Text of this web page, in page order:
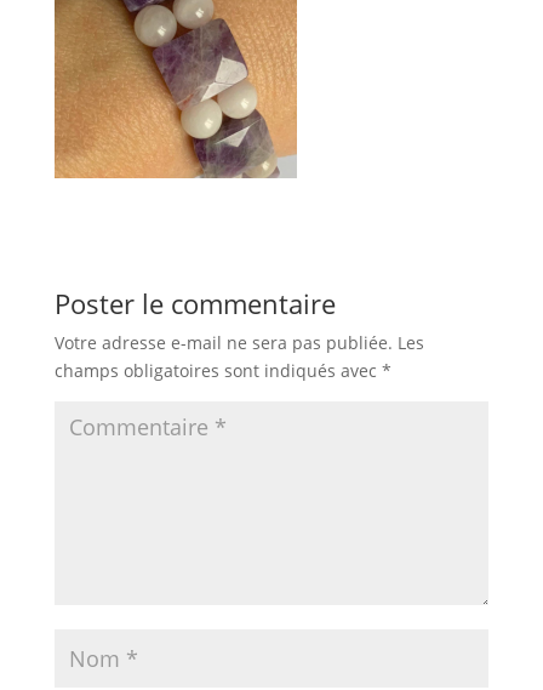
Poster le commentaire
Votre adresse e-mail ne sera pas publiée. Les
champs obligatoires sont indiqués avec *